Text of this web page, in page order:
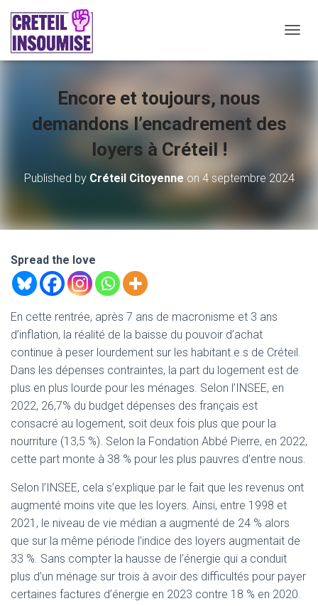
M
A
O
Encore et toujours, nous
demandons l’encadrement des
loyers à Créteil !
Published by Créteil Citoyenne on4 septembre 2024
Spread the love
En cette rentrée, après 7 ans de macronisme et 3 ans
d’inflation, la réalité de la baisse du pouvoir d’achat
continue à peser lourdement sur les habitant.e.s de Créteil.
Dans les dépenses contraintes, la part du logement est de
plus en plus lourde pour les ménages. Selon l’INSEE, en
2022, 26,7% du budget dépenses des français est
consacré au logement, soit deux fois plus que pour la
nourriture (13,5 %). Selon la Fondation Abbé Pierre, en 2022,
cette part monte à 38 % pour les plus pauvres d’entre nous.
Selon l’INSEE, cela s’explique par le fait que les revenus ont
augmenté moins vite que les loyers. Ainsi, entre 1998 et
2021, le niveau de vie médian a augmenté de 24 % alors
que sur la même période l’indice des loyers augmentait de
33 %. Sans compter la hausse de l’énergie qui a conduit
plus d’un ménage sur trois à avoir des difficultés pour payer
certaines factures d’énergie en 2023 contre 18 % en 2020.